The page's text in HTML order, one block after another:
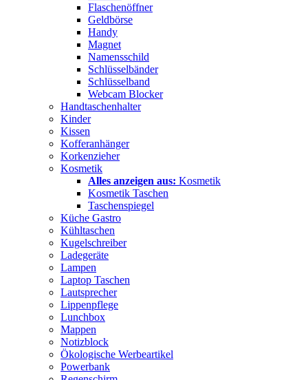
Flaschenöffner
Geldbörse
Handy
Magnet
Namensschild
Schlüsselbänder
Schlüsselband
Webcam Blocker
Handtaschenhalter
Kinder
Kissen
Kofferanhänger
Korkenzieher
Kosmetik
Alles anzeigen aus: Kosmetik
Kosmetik Taschen
Taschenspiegel
Küche Gastro
Kühltaschen
Kugelschreiber
Ladegeräte
Lampen
Laptop Taschen
Lautsprecher
Lippenpflege
Lunchbox
Mappen
Notizblock
Ökologische Werbeartikel
Powerbank